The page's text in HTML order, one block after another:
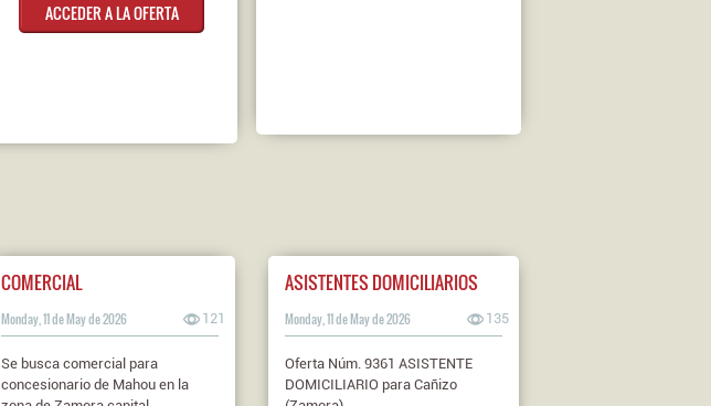
ACCEDER A LA OFERTA
COMERCIAL
Monday, 11 de May de 2026 121
Se busca comercial para
concesionario de Mahou en la
ASISTENTES DOMICILIARIOS
Monday, 11 de May de 2026 135
Oferta Núm. 9361 ASISTENTE
DOMICILIARIO para Cañizo